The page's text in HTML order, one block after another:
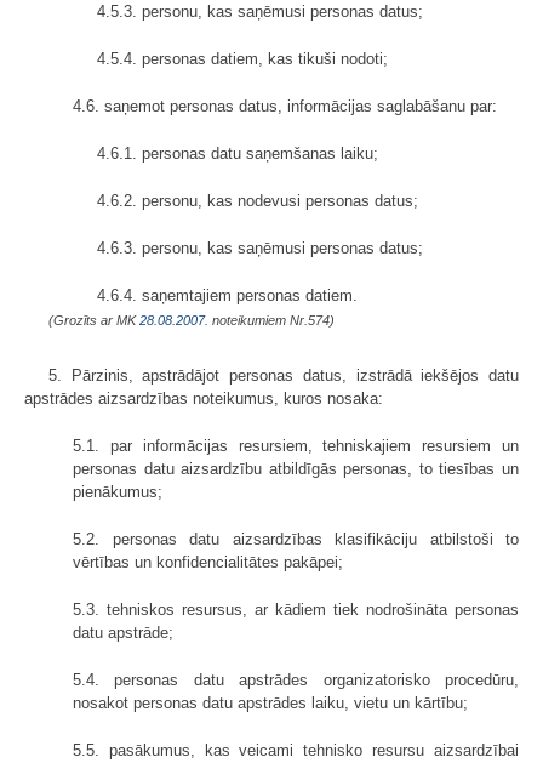
4.5.3. personu, kas saņēmusi personas datus;
4.5.4. personas datiem, kas tikuši nodoti;
4.6. saņemot personas datus, informācijas saglabāšanu par:
4.6.1. personas datu saņemšanas laiku;
4.6.2. personu, kas nodevusi personas datus;
4.6.3. personu, kas saņēmusi personas datus;
4.6.4. saņemtajiem personas datiem.
(Grozīts ar MK28.08.2007. noteikumiem Nr.574)
5. Pārzinis, apstrādājot personas datus, izstrādā iekšējos datu
apstrādes aizsardzības noteikumus, kuros nosaka:
5.1. par informācijas resursiem, tehniskajiem resursiem un
personas datu aizsardzību atbildīgās personas, to tiesības un
pienākumus;
5.2. personas datu aizsardzības klasifikāciju atbilstoši to
vērtības un konfidencialitātes pakāpei;
5.3. tehniskos resursus, ar kādiem tiek nodrošināta personas
datu apstrāde;
5.4. personas datu apstrādes organizatorisko procedūru,
nosakot personas datu apstrādes laiku, vietu un kārtību;
5.5. pasākumus, kas veicami tehnisko resursu aizsardzībai